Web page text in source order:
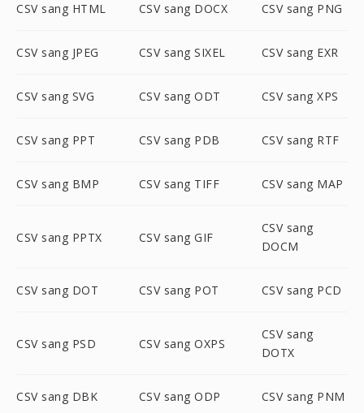
CSV sang HTML CSV sang DOCX CSV sang PNG
CSV sang JPEG CSV sang SIXEL CSV sang EXR
CSV sang SVG CSV sang ODT CSV sang XPS
CSV sang PPT CSV sang PDB CSV sang RTF
CSV sang BMP CSV sang TIFF CSV sang MAP
CSV sang PPTX CSV sang GIF
CSV sang
DOCM
CSV sang DOT CSV sang POT CSV sang PCD
CSV sang PSD CSV sang OXPS
CSV sang
DOTX
CSV sang DBK CSV sang ODP CSV sang PNM